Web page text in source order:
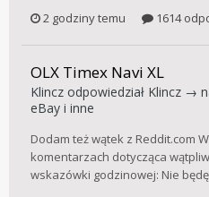
2 godziny temu
1614
OLX Timex Navi XL
Klincz odpowiedział Klincz →
eBay i inne
Dodam też wątek z Reddit.com
komentarzach dotycząca
wskazówki godzinowej: Nie